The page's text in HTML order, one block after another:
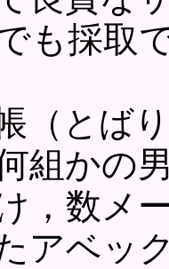
も採取
（ とばり
組かの
，数メ
アベッ